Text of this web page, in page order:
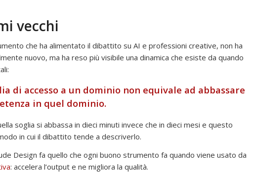
vecchi
che ha alimentato il dibattito su AI e professioni creative, non ha
nuovo, ma ha reso più visibile una dinamica che esiste da quando
di accesso a un dominio non equivale ad abbassare
in quel dominio.
soglia si abbassa in dieci minuti invece che in dieci mesi e questo
in cui il dibattito tende a descriverlo.
Design fa quello che ogni buono strumento fa quando viene usato da
: accelera l’output e ne migliora la qualità.